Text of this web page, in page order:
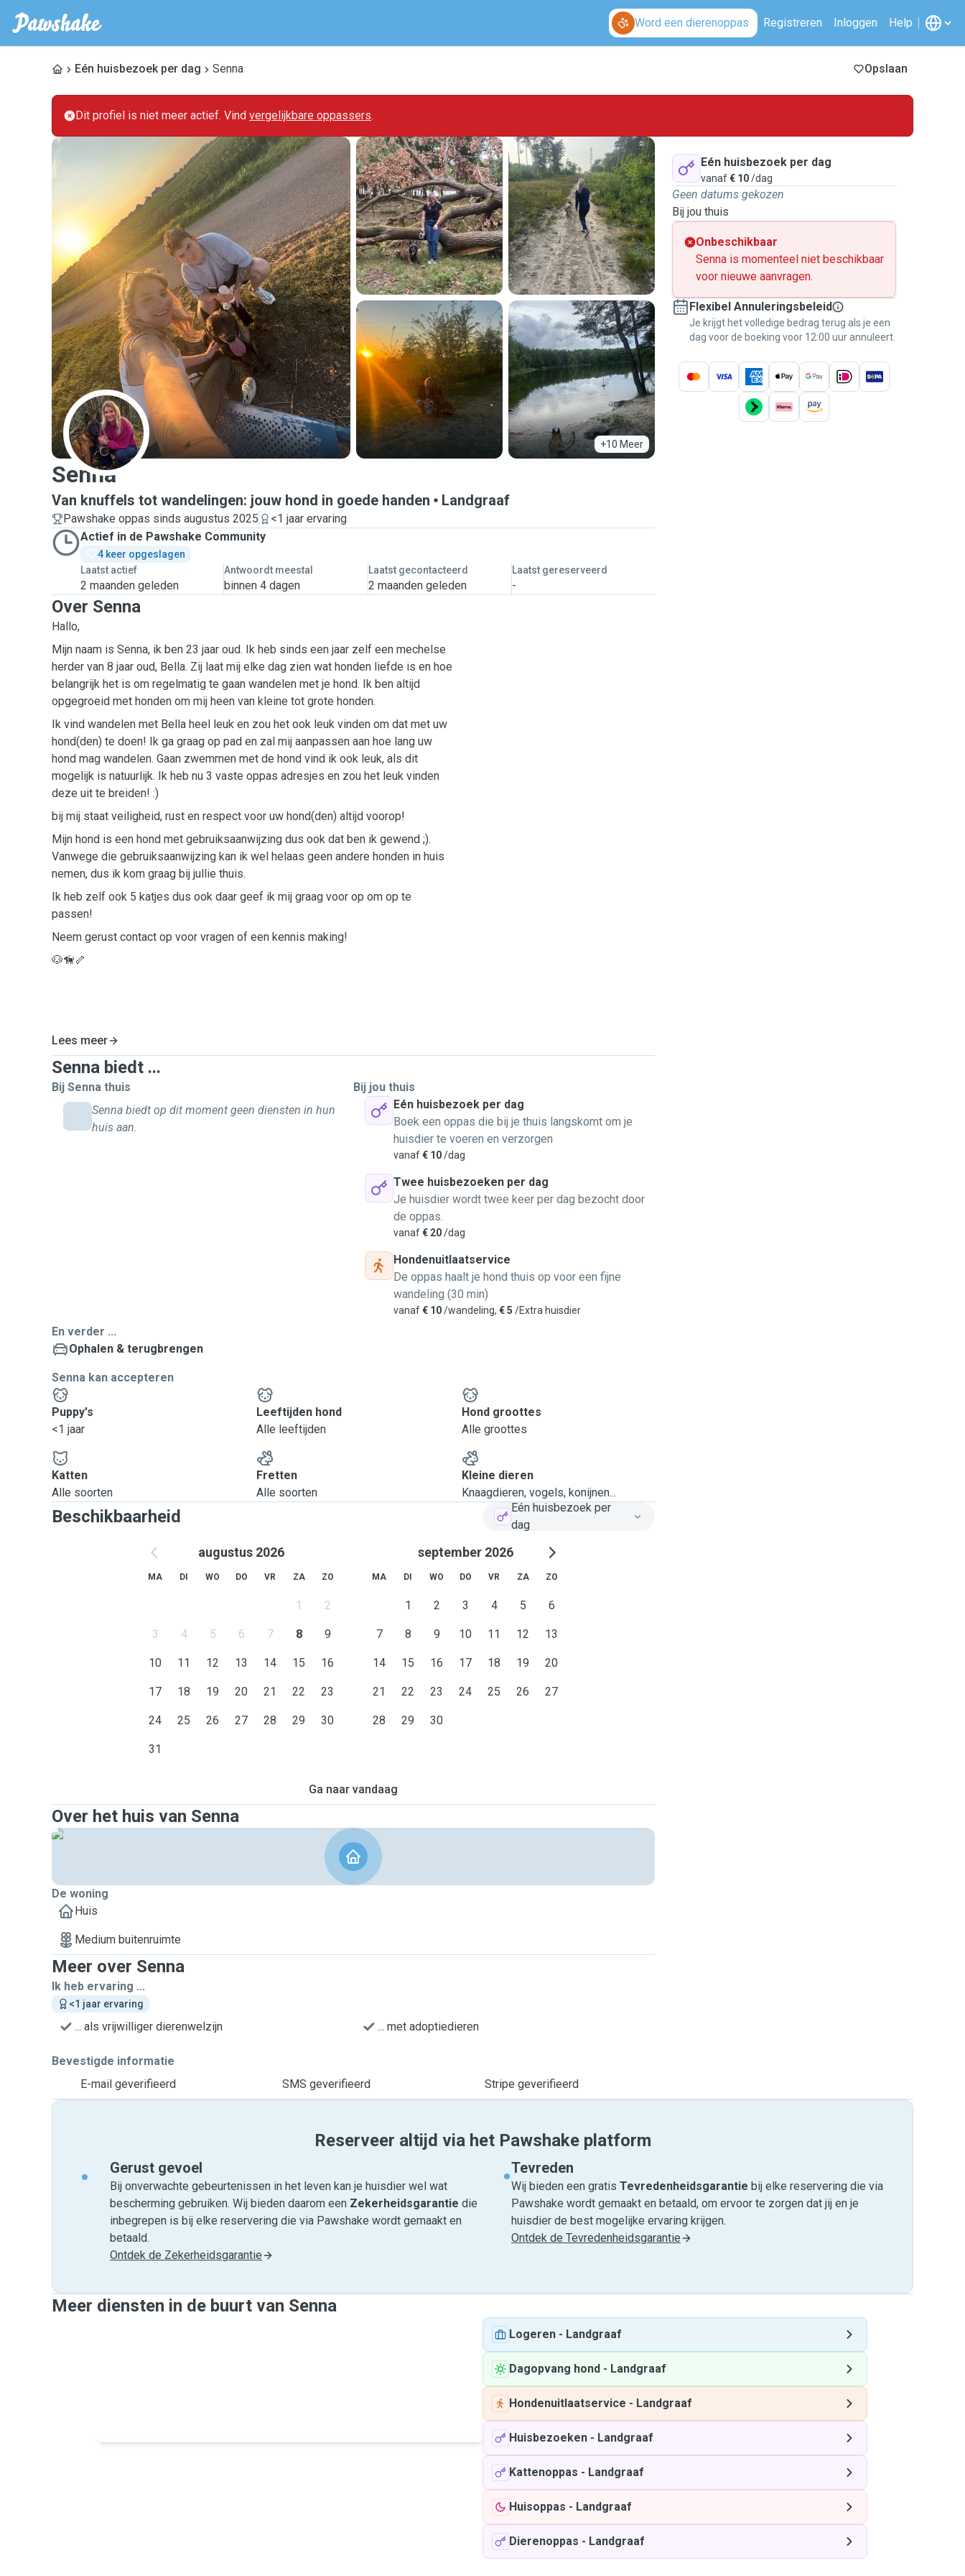
Word een dierenoppas Registreren Inloggen Help
Eén huisbezoek per dag Senna Opslaan
Dit profiel is niet meer actief. Vind vergelijkbare oppassers.
+10 Meer
S
Senna
Van knuffels tot wandelingen: jouw hond in goede handen Landgraaf
Pawshake oppas sinds augustus 2025
<1 jaar ervaring
Actief in de Pawshake Community
4 keer opgeslagen
Laatst actief
2 maanden geleden
Antwoordt meestal
binnen 4 dagen
Laatst gecontacteerd
2 maanden geleden
Laatst gereserveerd
-
Over Senna
Hallo,
Mijn naam is Senna, ik ben 23 jaar oud. Ik heb sinds een jaar zelf een mechelse
herder van 8 jaar oud, Bella. Zij laat mij elke dag zien wat honden liefde is en hoe
belangrijk het is om regelmatig te gaan wandelen met je hond. Ik ben altijd
opgegroeid met honden om mij heen van kleine tot grote honden.
Ik vind wandelen met Bella heel leuk en zou het ook leuk vinden om dat met uw
hond(den) te doen! Ik ga graag op pad en zal mij aanpassen aan hoe lang uw
hond mag wandelen. Gaan zwemmen met de hond vind ik ook leuk, als dit
mogelijk is natuurlijk. Ik heb nu 3 vaste oppas adresjes en zou het leuk vinden
deze uit te breiden! :)
bij mij staat veiligheid, rust en respect voor uw hond(den) altijd voorop!
Mijn hond is een hond met gebruiksaanwijzing dus ook dat ben ik gewend ;).
Vanwege die gebruiksaanwijzing kan ik wel helaas geen andere honden in huis
nemen, dus ik kom graag bij jullie thuis.
Ik heb zelf ook 5 katjes dus ook daar geef ik mij graag voor op om op te
passen!
Neem gerust contact op voor vragen of een kennis making!
🐶🦮🦴
Lees meer
Senna biedt ...
Bij Senna thuis
Senna biedt op dit moment geen diensten in hun
huis aan.
Bij jou thuis
Eén huisbezoek per dag
Boek een oppas die bij je thuis langskomt om je
huisdier te voeren en verzorgen
vanaf€ 10/dag
Twee huisbezoeken per dag
Je huisdier wordt twee keer per dag bezocht door
de oppas.
vanaf€ 20/dag
Hondenuitlaatservice
De oppas haalt je hond thuis op voor een fijne
wandeling (30 min)
vanaf€ 10/wandeling, € 5 /Extra huisdier
En verder ...
Ophalen & terugbrengen
Senna kan accepteren
Puppy's
<1 jaar
Leeftijden hond
Alle leeftijden
Hond groottes
Alle groottes
Katten
Alle soorten
Fretten
Alle soorten
Kleine dieren
Knaagdieren, vogels, konijnen...
Beschikbaarheid
Eén huisbezoek per
dag
augustus 2026
MA DI WO DO VR ZA ZO
1 2
3 4 5 6 7 8 9
10 11 12 13 14 15 16
17 18 19 20 21 22 23
24 25 26 27 28 29 30
31
september 2026
MA DI WO DO VR ZA ZO
1 2 3 4 5 6
7 8 9 10 11 12 13
14 15 16 17 18 19 20
21 22 23 24 25 26 27
28 29 30
Ga naar vandaag
Over het huis van Senna
De woning
Huis
Medium buitenruimte
Meer over Senna
Ik heb ervaring ...
<1 jaar ervaring
... als vrijwilliger dierenwelzijn ... met adoptiedieren
Bevestigde informatie
E-mail geverifieerd
SMS geverifieerd Stripe geverifieerd
Eén huisbezoek per dag
vanaf€ 10/dag
Geen datums gekozen
Bij jou thuis
Onbeschikbaar
Senna is momenteel niet beschikbaar
voor nieuwe aanvragen.
Flexibel Annuleringsbeleid
Je krijgt het volledige bedrag terug als je een
dag voor de boeking voor 12:00 uur annuleert.
Reserveer altijd via het Pawshake platform
Gerust gevoel
Bij onverwachte gebeurtenissen in het leven kan je huisdier wel wat
bescherming gebruiken. Wij bieden daarom een Zekerheidsgarantie die
inbegrepen is bij elke reservering die via Pawshake wordt gemaakt en
betaald.
Ontdek de Zekerheidsgarantie
Tevreden
Wij bieden een gratis Tevredenheids­garantie bij elke reservering die via
Pawshake wordt gemaakt en betaald, om ervoor te zorgen dat jij en je
huisdier de best mogelijke ervaring krijgen.
Ontdek de Tevredenheidsgarantie
Meer diensten in de buurt van Senna
Logeren - Landgraaf
Dagopvang hond - Landgraaf
Hondenuitlaatservice - Landgraaf
Huisbezoeken - Landgraaf
Kattenoppas - Landgraaf
Huisoppas - Landgraaf
Dierenoppas - Landgraaf